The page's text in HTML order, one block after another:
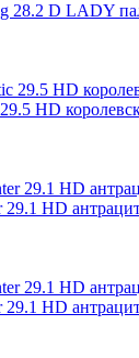
28.2 D LADY
HD
29.1 HD
29.1 HD